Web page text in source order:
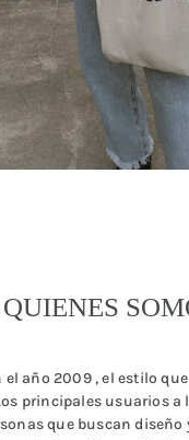
QUIENES
el año 2009 , el estilo
principales usuarios a
que buscan diseño